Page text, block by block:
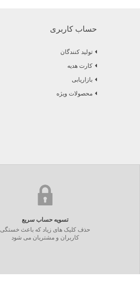
حساب کاربری
تولید کنندگان
کارت هدیه
بازاریابی
محصولات ویژه
تسویه حساب سریع
حذف کلیک های زیاد که باعث خستگی
کاربران و مشتریان می شود